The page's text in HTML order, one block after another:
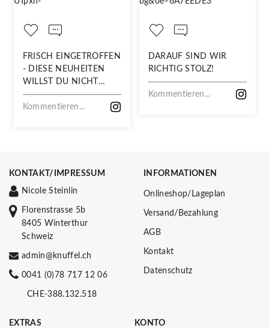
FRISCH EINGETROFFEN
- DIESE NEUHEITEN
WILLST DU NICHT
VERPASSEN!
Kommentieren...
DARAUF SIND WIR
RICHTIG STOLZ!
Kommentieren...
KONTAKT/IMPRESSUM
Nicole Steinlin
Florenstrasse 5b
8405 Winterthur
Schweiz
admin@knuffel.ch
0041 (0)78 717 12 06
CHE-388.132.518
INFORMATIONEN
Onlineshop/Lageplan
Versand/Bezahlung
AGB
Kontakt
Datenschutz
EXTRAS KONTO